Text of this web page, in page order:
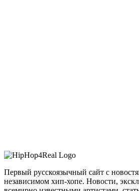
Первый русскоязычный сайт с
независимом хип-хопе. Новости,